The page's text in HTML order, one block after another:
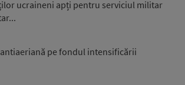
ucraineni apți pentru serviciul militar
pe fondul intensificării